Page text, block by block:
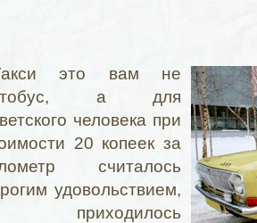
это вам не
а для
человека при
20 копеек за
считалось
удовольствием,
приходилось